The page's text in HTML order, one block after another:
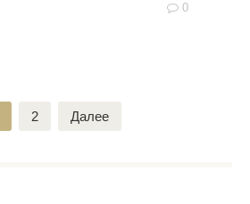
0
2 Далее